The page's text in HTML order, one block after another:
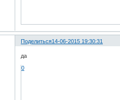
Поделиться14-06-2015 19:30:31
да
0